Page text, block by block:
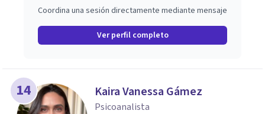
Coordina una sesión directamente mediante mensaje
Ver perfil completo
14 Kaira Vanessa Gámez
Psicoanalista